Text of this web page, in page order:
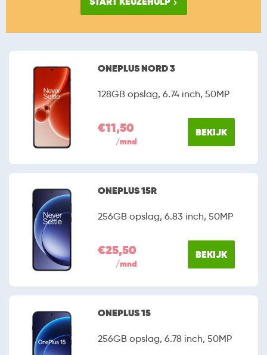
ONEPLUS NORD 3
128GB opslag, 6.74 inch, 50MP
€11,50
/mnd
BEKIJK
ONEPLUS 15R
256GB opslag, 6.83 inch, 50MP
€25,50
/mnd
BEKIJK
ONEPLUS 15
256GB opslag, 6.78 inch, 50MP